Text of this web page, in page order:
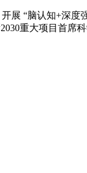
展 “脑认知+深
重大项目首